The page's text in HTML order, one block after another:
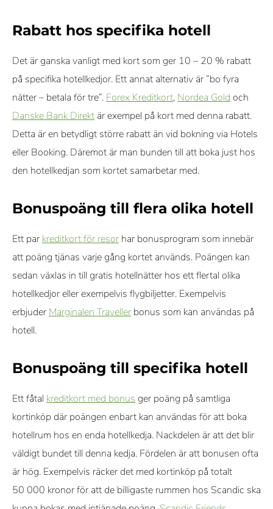
Rabatt hos specifika hotell
Det är ganska vanligt med kort som ger 10 – 20 % rabatt
på specifika hotellkedjor. Ett annat alternativ är ”bo fyra
nätter – betala för tre”. Forex Kreditkort, Nordea Gold och
Danske Bank Direkt är exempel på kort med denna rabatt.
Detta är en betydligt större rabatt än vid bokning via Hotels
eller Booking. Däremot är man bunden till att boka just hos
den hotellkedjan som kortet samarbetar med.
Bonuspoäng till flera olika hotell
Ett par kreditkort för resor har bonusprogram som innebär
att poäng tjänas varje gång kortet används. Poängen kan
sedan växlas in till gratis hotellnätter hos ett flertal olika
hotellkedjor eller exempelvis flygbiljetter. Exempelvis
erbjuder Marginalen Traveller bonus som kan användas på
hotell.
Bonuspoäng till specifika hotell
Ett fåtal kreditkort med bonus ger poäng på samtliga
kortinköp där poängen enbart kan användas för att boka
hotellrum hos en enda hotellkedja. Nackdelen är att det blir
väldigt bundet till denna kedja. Fördelen är att bonusen ofta
är hög. Exempelvis räcker det med kortinköp på totalt
50 000 kronor för att de billigaste rummen hos Scandic ska